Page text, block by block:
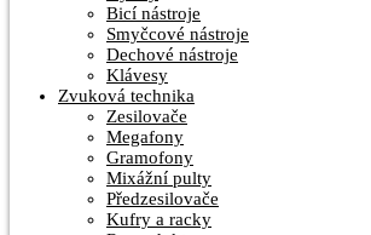
Bicí nástroje
Smyčcové nástroje
Dechové nástroje
Klávesy
Zvuková technika
Zesilovače
Megafony
Gramofony
Mixážní pulty
Předzesilovače
Kufry a racky